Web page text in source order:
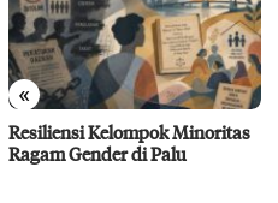
«
Resiliensi Kelompok Minoritas
Ragam Gender di Palu